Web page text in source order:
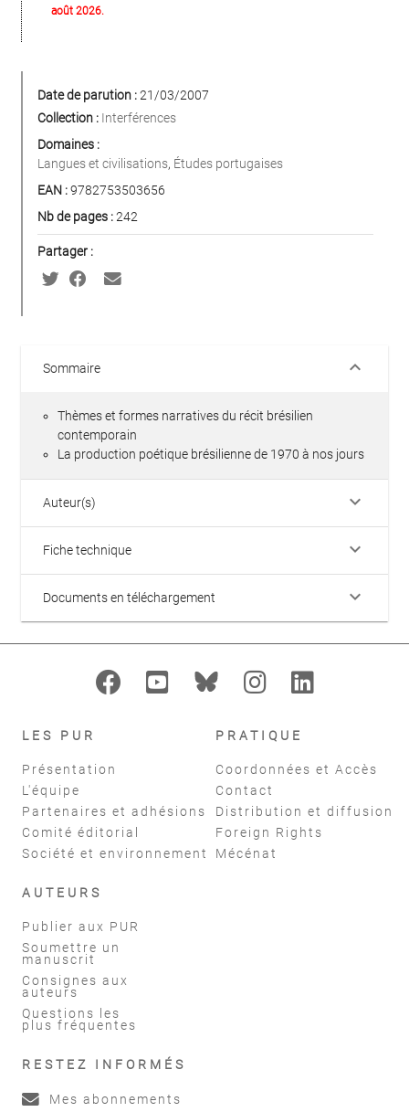
août 2026.
Date de parution :21/03/2007
Collection : Interférences
Domaines :
Langues et civilisations, Études portugaises
EAN :9782753503656
Nb de pages :242
Partager :
Sommaire keyboard_arrow_down
Thèmes et formes narratives du récit brésilien
contemporain
La production poétique brésilienne de 1970 à nos jours
Auteur(s) keyboard_arrow_down
Fiche technique keyboard_arrow_down
Documents en téléchargement keyboard_arrow_down
LES PUR
Présentation
L'équipe
Partenaires et adhésions
Comité éditorial
Société et environnement
PRATIQUE
Coordonnées et Accès
Contact
Distribution et diffusion
Foreign Rights
Mécénat
AUTEURS
Publier aux PUR
Soumettre un
manuscrit
Consignes aux
auteurs
Questions les
plus fréquentes
RESTEZ INFORMÉS
Mes abonnements